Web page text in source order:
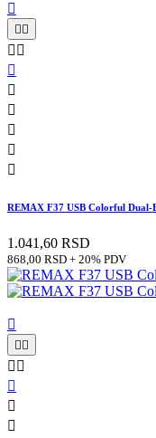

 
 






REMAX F37 USB Colorful Dual-
1.041,60 RSD
868,00 RSD + 20% PDV

 
 


